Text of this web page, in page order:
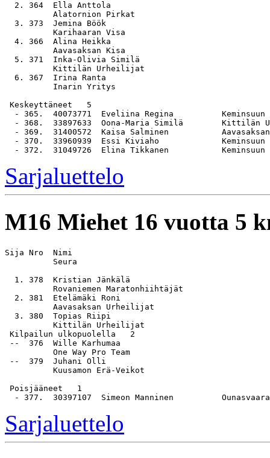
2. 364  Ella Anttola
          Alatornion Pirkat
3. 373  Jemina Böök
          Karihaaran Visa
4. 366  Alina Heikka
          Aavasaksan Kisa
5. 371  Inka-Olivia Similä
          Kittilän Urheilijat
6. 367  Irina Ranta
          Inarin Yritys
Keskeyttäneet   5
- 365.  40073771  Eveliina Regina          Keminsuun
- 368.  33897633  Oona-Maria Similä        Kittilän
- 369.  31400572  Kaisa Salminen
- 370.  33960939  Essi Kiviaho             Keminsuun
Sarjaluettelo
M16 Miehet 16 vuotta 5
Sija Nro  Nimi
          Seura
1. 378  Kristian Jänkälä
          Rovaniemen Maratonhiihtäjät
2. 381  Etelämäki Roni
          Aavasaksan Urheilijat
3. 380  Topias Riipi
          Kittilän Urheilijat
Kilpailun ulkopuolella   2
--  376  Wille Karhumaa
          One Way Pro Team
--  379  Juhani Olli
          Kuusamon Erä-Veikot
Poisjääneet   1
Sarjaluettelo